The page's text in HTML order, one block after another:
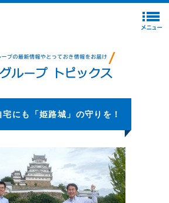
にも「姫路城」の守りを！